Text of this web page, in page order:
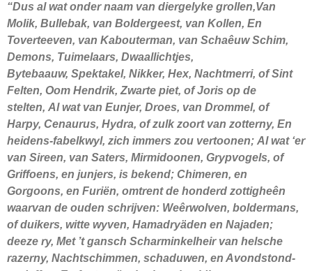
“Dus al wat onder naam van diergelyke grollen,Van
Molik, Bullebak, van Boldergeest, van Kollen, En
Toverteeven, van Kabouterman, van Schaêuw Schim,
Demons, Tuimelaars, Dwaallichtjes,
Bytebaauw, Spektakel, Nikker, Hex, Nachtmerri, of Sint
Felten, Oom Hendrik, Zwarte piet, of Joris op de
stelten, Al wat van Eunjer, Droes, van Drommel, of
Harpy, Cenaurus, Hydra, of zulk zoort van zotterny, En
heidens-fabelkwyl, zich immers zou vertoonen; Al wat ‘er
van Sireen, van Saters, Mirmidoonen, Grypvogels, of
Griffoens, en junjers, is bekend; Chimeren, en
Gorgoons, en Furiën, omtrent de honderd zottigheên
waarvan de ouden schrijven: Weêrwolven, boldermans,
of duikers, witte wyven, Hamadryäden en Najaden;
deeze ry, Met ’t gansch Scharminkelheir van helsche
razerny, Nachtschimmen, schaduwen, en Avondstond-